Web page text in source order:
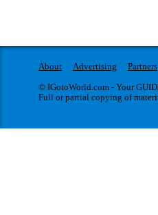
About Advertising Partners
© IGotoWorld.com - Your
Full or partial copying of